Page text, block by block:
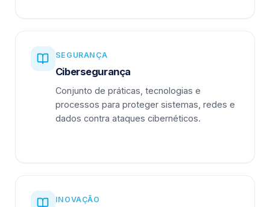
SEGURANÇA
Cibersegurança
Conjunto de práticas, tecnologias e
processos para proteger sistemas, redes e
dados contra ataques cibernéticos.
INOVAÇÃO